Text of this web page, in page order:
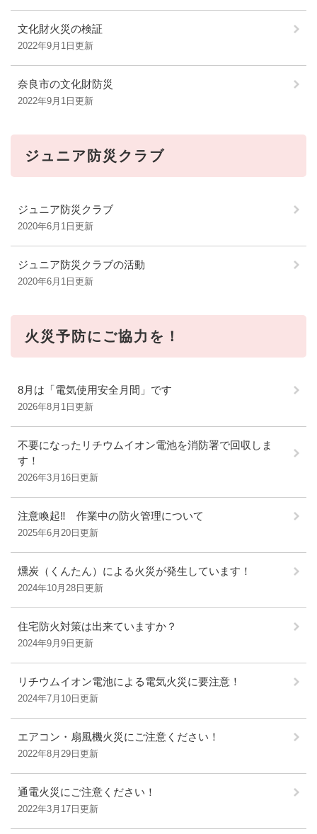
文化財火災の検証
2022年9月1日更新
奈良市の文化財防災
2022年9月1日更新
ジュニア防災クラブ
ジュニア防災クラブ
2020年6月1日更新
ジュニア防災クラブの活動
2020年6月1日更新
火災予防にご協力を！
8月は「電気使用安全月間」です
2026年8月1日更新
不要になったリチウムイオン電池を消防署で回収しま
す！
2026年3月16日更新
注意喚起‼ 作業中の防火管理について
2025年6月20日更新
燻炭（くんたん）による火災が発生しています！
2024年10月28日更新
住宅防火対策は出来ていますか？
2024年9月9日更新
リチウムイオン電池による電気火災に要注意！
2024年7月10日更新
エアコン・扇風機火災にご注意ください！
2022年8月29日更新
通電火災にご注意ください！
2022年3月17日更新